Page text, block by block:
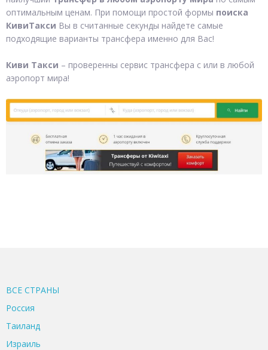
оптимальным ценам. При помощи простой формы поиска
КивиТакси Вы в считанные секунды найдете самые
подходящие варианты трансфера именно для Вас!
Киви Такси – проверенны сервис трансфера с или в любой
аэропорт мира!
ВСЕ CТРАНЫ
Россия
Таиланд
Израиль